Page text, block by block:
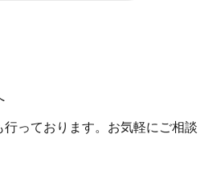
っております。お気軽にご相談